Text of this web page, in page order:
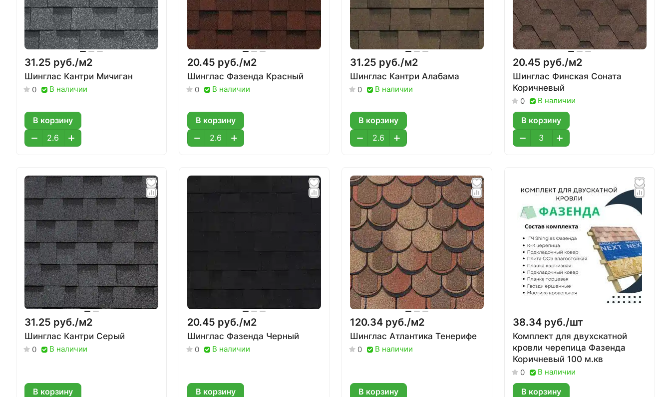
31.25 руб./м2
Шинглас Кантри Мичиган
0 В наличии
В корзину
20.45 руб./м2
Шинглас Фазенда Красный
0 В наличии
В корзину
31.25 руб./м2
Шинглас Кантри Алабама
0 В наличии
В корзину
20.45 руб./м2
Шинглас Финская Соната
Коричневый
0 В наличии
В корзину
31.25 руб./м2
Шинглас Кантри Серый
0 В наличии
В корзину
20.45 руб./м2
Шинглас Фазенда Черный
0 В наличии
В корзину
120.34 руб./м2
Шинглас Атлантика Тенерифе
0 В наличии
В корзину
38.34 руб./шт
Комплект для двухскатной
кровли черепица Фазенда
Коричневый 100 м.кв
0 В наличии
В корзину